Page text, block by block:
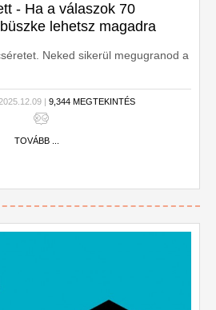
- Ha a válaszok 70
lehetsz magadra
Neked sikerül megugranod a
| 9,344 MEGTEKINTÉS
TOVÁBB ...